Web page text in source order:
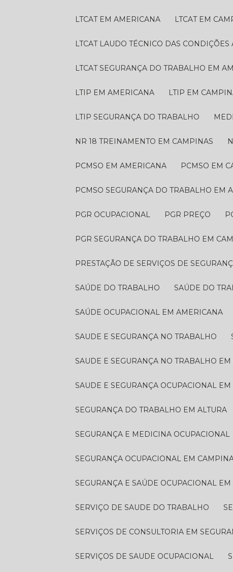
LTCAT EM AMERICANA LTCAT EM
LTCAT LAUDO TÉCNICO DAS
LTCAT SEGURANÇA DO TRABALHO EM
LTIP EM AMERICANA LTIP EM
LTIP SEGURANÇA DO TRABALHO
NR 18 TREINAMENTO EM CAMPINAS
PCMSO EM AMERICANA PCMSO EM
PCMSO SEGURANÇA DO TRABALHO EM
PGR OCUPACIONAL PGR PREÇO
PGR SEGURANÇA DO TRABALHO EM
PRESTAÇÃO DE SERVIÇOS DE
SAÚDE DO TRABALHO SAÚDE DO
SAÚDE OCUPACIONAL EM AMERICANA
SAUDE E SEGURANÇA NO TRABALHO
SAUDE E SEGURANÇA NO TRABALHO
SAUDE E SEGURANÇA OCUPACIONAL
SEGURANÇA DO TRABALHO EM ALTURA
SEGURANÇA E MEDICINA OCUPACIONAL
SEGURANÇA OCUPACIONAL EM
SEGURANÇA E SAÚDE OCUPACIONAL
SERVIÇO DE SAUDE DO TRABALHO
SERVIÇOS DE CONSULTORIA EM
SERVIÇOS DE SAUDE OCUPACIONAL